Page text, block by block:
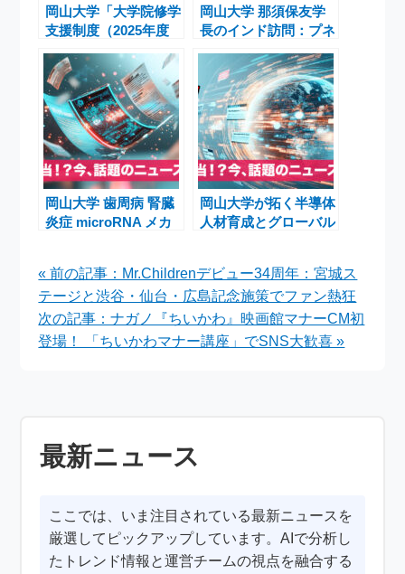
岡山大学「大学院修学
支援制度（2025年度
高度化の新たな取り組
み
岡山大学 那須保友学
長のインド訪問：プネ
市交流とママタ・バナ
ルジー首相名誉博士称
号付与
岡山大学 歯周病 腎臓
炎症 microRNA メカ
岡山大学が拓く半導体
人材育成とグローバル
« 前の記事：Mr.Childrenデビュー34周年：宮城ス
テージと渋谷・仙台・広島記念施策でファン熱狂
次の記事：ナガノ『ちいかわ』映画館マナーCM初
登場！ 「ちいかわマナー講座」でSNS大歓喜 »
最新ニュース
ここでは、いま注目されている最新ニュースを
厳選してピックアップしています。AIで分析し
たトレンド情報と運営チームの視点を融合する